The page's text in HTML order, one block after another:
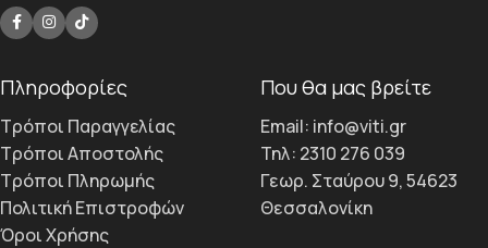
Πληροφορίες
Τρόποι Παραγγελίας
Τρόποι Αποστολής
Τρόποι Πληρωμής
Πολιτική Επιστροφών
Όροι Χρήσης
Που θα μας βρείτε
Email: info@viti.gr
Τηλ: 2310 276 039
Γεωρ. Σταύρου 9, 54623
Θεσσαλονίκη